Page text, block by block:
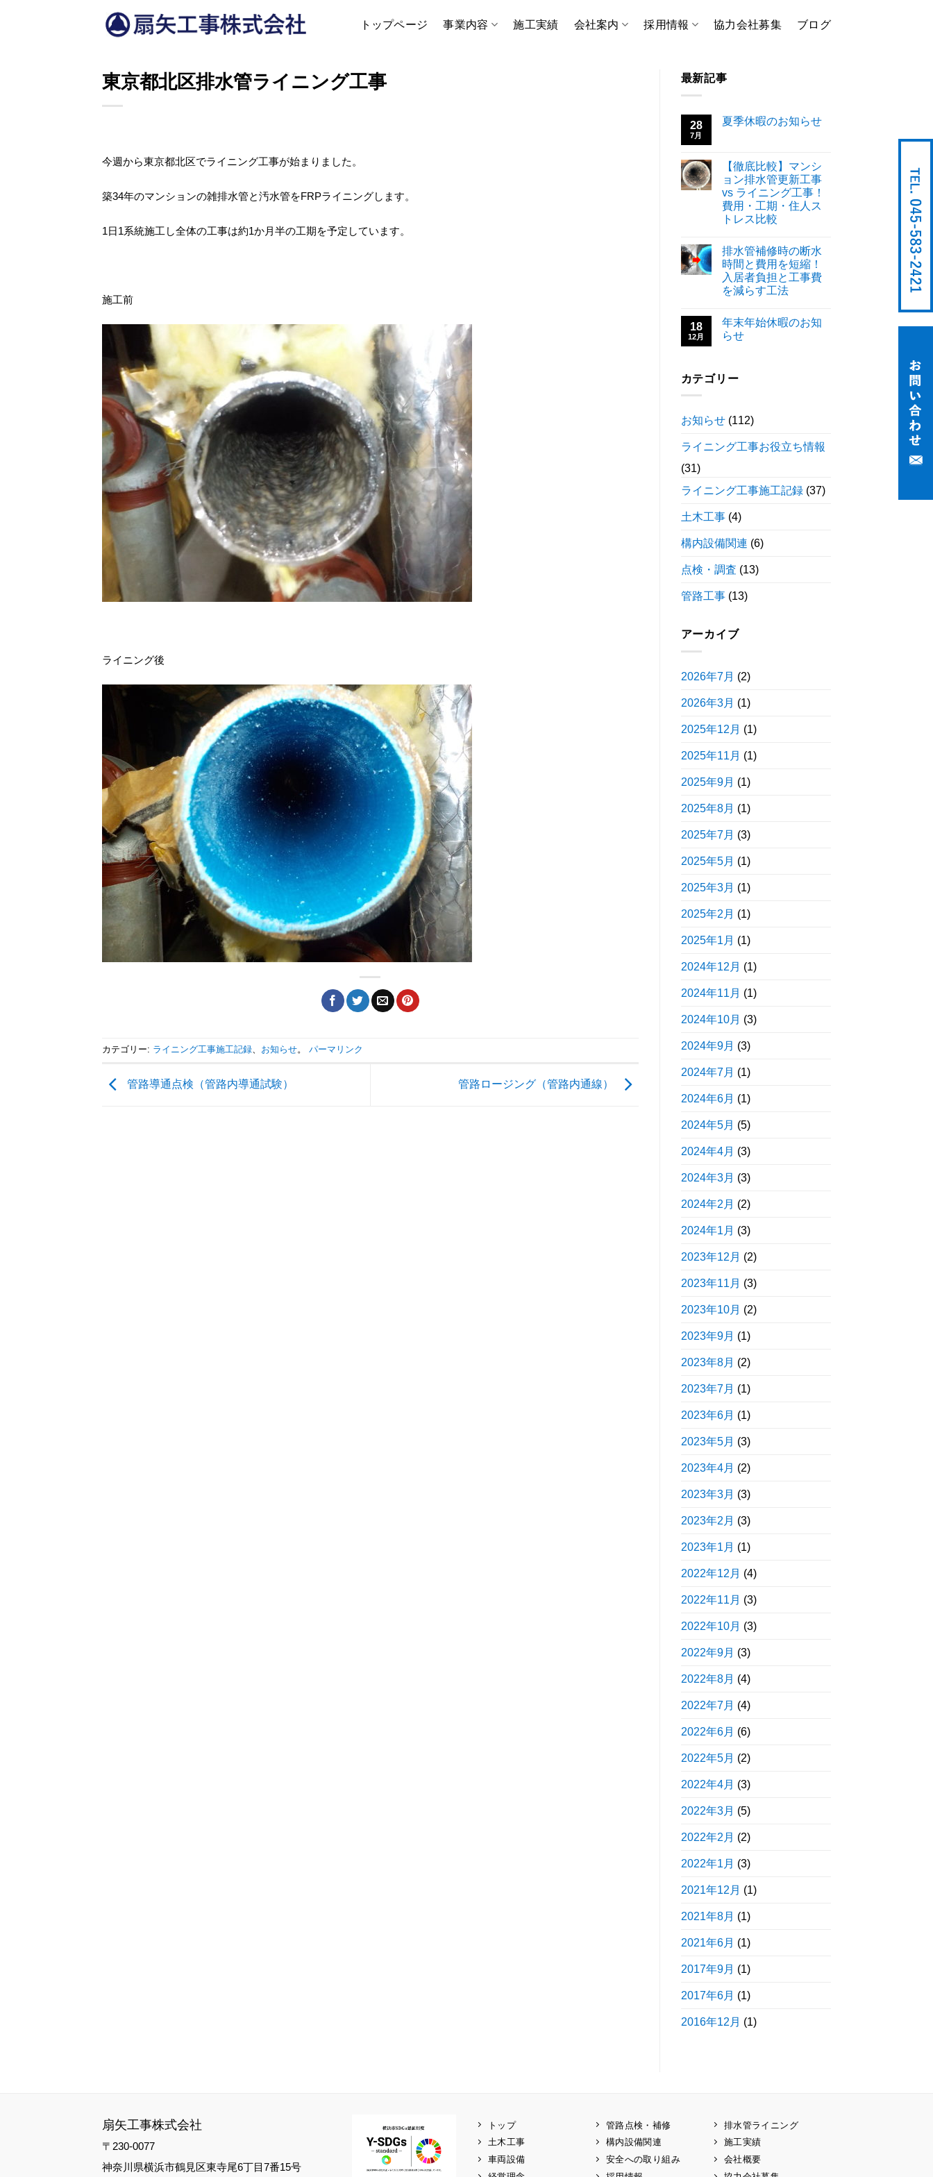
トップページ 事業内容 施工実績 会社案内 採用情報 協力会社募集 ブログ
東京都北区排水管ライニング工事
今週から東京都北区でライニング工事が始まりました。
築34年のマンションの雑排水管と汚水管をFRPライニングします。
1日1系統施工し全体の工事は約1か月半の工期を予定しています。
施工前
ライニング後
カテゴリー: ライニング工事施工記録、 お知らせ。 パーマリンク
管路導通点検（管路内導通試験） 管路ロージング（管路内通線）
最新記事
28
7月
夏季休暇のお知らせ
【徹底比較】マンシ
ョン排水管更新工事
vs ライニング工事！
費用・工期・住人ス
トレス比較
排水管補修時の断水
時間と費用を短縮！
入居者負担と工事費
を減らす工法
18
12月
年末年始休暇のお知
らせ
カテゴリー
お知らせ(112)
ライニング工事お役立ち情報
(31)
ライニング工事施工記録(37)
土木工事(4)
構内設備関連 (6)
点検・調査 (13)
管路工事(13)
アーカイブ
2026年7月 (2)
2026年3月 (1)
2025年12月 (1)
2025年11月 (1)
2025年9月 (1)
2025年8月 (1)
2025年7月 (3)
2025年5月 (1)
2025年3月 (1)
2025年2月 (1)
2025年1月 (1)
2024年12月 (1)
2024年11月 (1)
2024年10月 (3)
2024年9月 (3)
2024年7月 (1)
2024年6月 (1)
2024年5月 (5)
2024年4月 (3)
2024年3月 (3)
2024年2月 (2)
2024年1月 (3)
2023年12月 (2)
2023年11月 (3)
2023年10月 (2)
2023年9月 (1)
2023年8月 (2)
2023年7月 (1)
2023年6月 (1)
2023年5月 (3)
2023年4月 (2)
2023年3月 (3)
2023年2月 (3)
2023年1月 (1)
2022年12月 (4)
2022年11月 (3)
2022年10月 (3)
2022年9月 (3)
2022年8月 (4)
2022年7月 (4)
2022年6月 (6)
2022年5月 (2)
2022年4月 (3)
2022年3月 (5)
2022年2月 (2)
2022年1月 (3)
2021年12月 (1)
2021年8月 (1)
2021年6月 (1)
2017年9月 (1)
2017年6月 (1)
2016年12月 (1)
扇矢工事株式会社
〒230-0077
神奈川県横浜市鶴見区東寺尾6丁目7番15号
トップ 管路点検・補修
排水管ライニング
土木工事
構内設備関連
施工実績
車両設備
安全への取り組み
会社概要